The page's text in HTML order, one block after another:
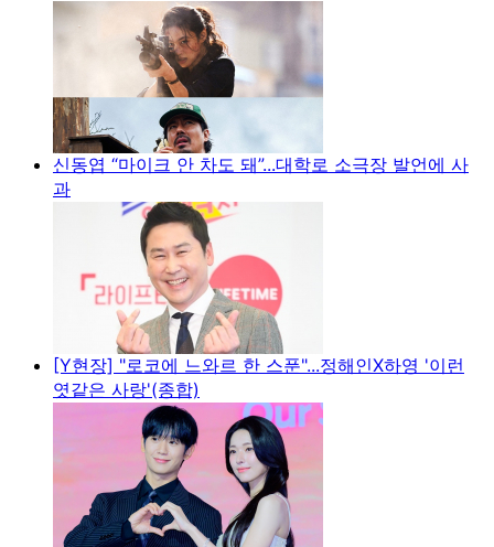
신동엽 “마이크 안 차도 돼”...대학로 소극장 발언에 사
과
[Y현장] "로코에 느와르 한 스푼"...정해인X하영 '이런
엿같은 사랑'(종합)